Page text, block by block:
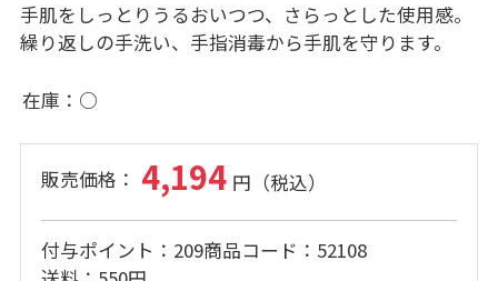
手肌をしっとりうるおいつつ、さらっとした使用感。
繰り返しの手洗い、手指消毒から手肌を守ります。
在庫 ○
4,194
付与ポイント 209商品コード
52108